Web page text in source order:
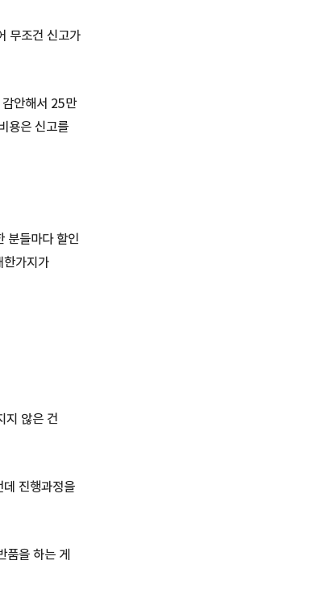
무조건 신고가
안해서 25만
용은 신고를
분들마다 할인
한가지가
지 않은 건
진행과정을
품을 하는 게